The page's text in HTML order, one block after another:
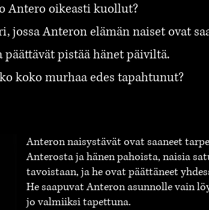
Antero oikeasti kuollut?
jossa Anteron elämän naiset ovat
pistää hänet päiviltä.
koko murhaa edes tapahtunut?
Anteron naisystävät ovat saaneet
Anterosta ja hänen pahoista, naisia
tavoistaan, ja he ovat päättäneet
He saapuvat Anteron asunnolle vain
jo valmiiksi tapettuna.